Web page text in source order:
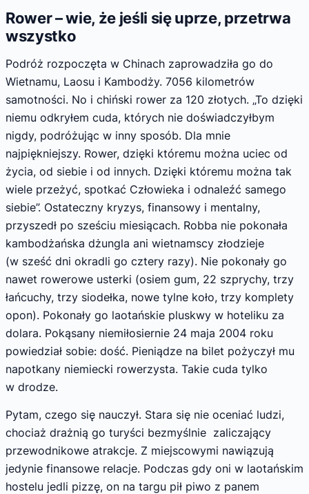
Rower – wie, że jeśli się uprze, przetrwa
wszystko
Podróż rozpoczęta w Chinach zaprowadziła go do
Wietnamu, Laosu i Kambodży. 7056 kilometrów
samotności. No i chiński rower za 120 złotych. „To dzięki
niemu odkryłem cuda, których nie doświadczyłbym
nigdy, podróżując w inny sposób. Dla mnie
najpiękniejszy. Rower, dzięki któremu można uciec od
życia, od siebie i od innych. Dzięki któremu można tak
wiele przeżyć, spotkać Człowieka i odnaleźć samego
siebie”. Ostateczny kryzys, finansowy i mentalny,
przyszedł po sześciu miesiącach. Robba nie pokonała
kambodżańska dżungla ani wietnamscy złodzieje
(w sześć dni okradli go cztery razy). Nie pokonały go
nawet rowerowe usterki (osiem gum, 22 szprychy, trzy
łańcuchy, trzy siodełka, nowe tylne koło, trzy komplety
opon). Pokonały go laotańskie pluskwy w hoteliku za
dolara. Pokąsany niemiłosiernie 24 maja 2004 roku
powiedział sobie: dość. Pieniądze na bilet pożyczył mu
napotkany niemiecki rowerzysta. Takie cuda tylko
w drodze.
Pytam, czego się nauczył. Stara się nie oceniać ludzi,
chociaż drażnią go turyści bezmyślnie zaliczający
przewodnikowe atrakcje. Z miejscowymi nawiązują
jedynie finansowe relacje. Podczas gdy oni w laotańskim
hostelu jedli pizzę, on na targu pił piwo z panem